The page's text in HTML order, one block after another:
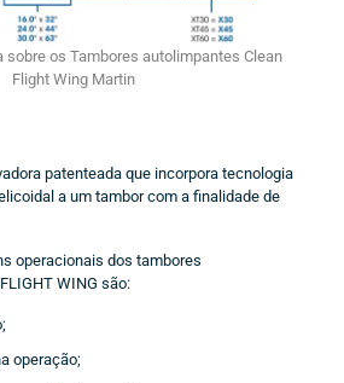
sobre os Tambores autolimpantes Clean
Flight Wing Martin
patenteada que incorpora tecnologia
a um tambor com a finalidade de
operacionais dos tambores
WING são:
operação;